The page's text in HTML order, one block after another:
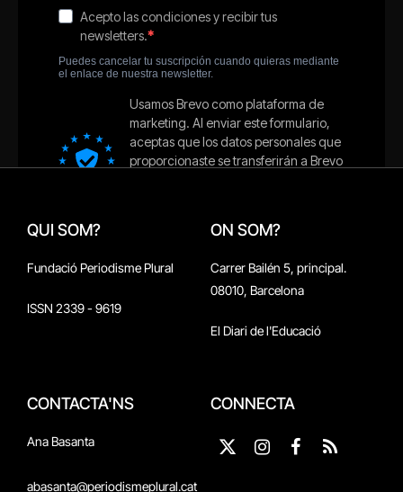
QUI SOM?
Fundació Periodisme Plural
ISSN 2339 - 9619
ON SOM?
Carrer Bailén 5, principal.
08010, Barcelona
El Diari de l'Educació
CONTACTA'NS
Ana Basanta
abasanta@periodismeplural.cat
CONNECTA
X
Instagram
Facebook
RSS